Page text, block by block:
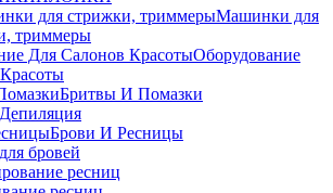
Машинки для
триммеры
Оборудование
Бритвы И Помазки
Депиляция
Брови И Ресницы
бровей
ресниц